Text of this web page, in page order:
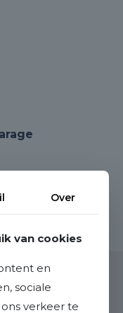
Over
van cookies
en
sociale
verkeer te